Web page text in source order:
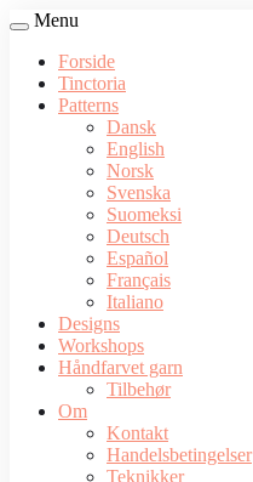
Menu
Forside
Tinctoria
Patterns
Dansk
English
Norsk
Svenska
Suomeksi
Deutsch
Español
Français
Italiano
Designs
Workshops
Håndfarvet garn
Tilbehør
Om
Kontakt
Handelsbetingelser
Teknikker